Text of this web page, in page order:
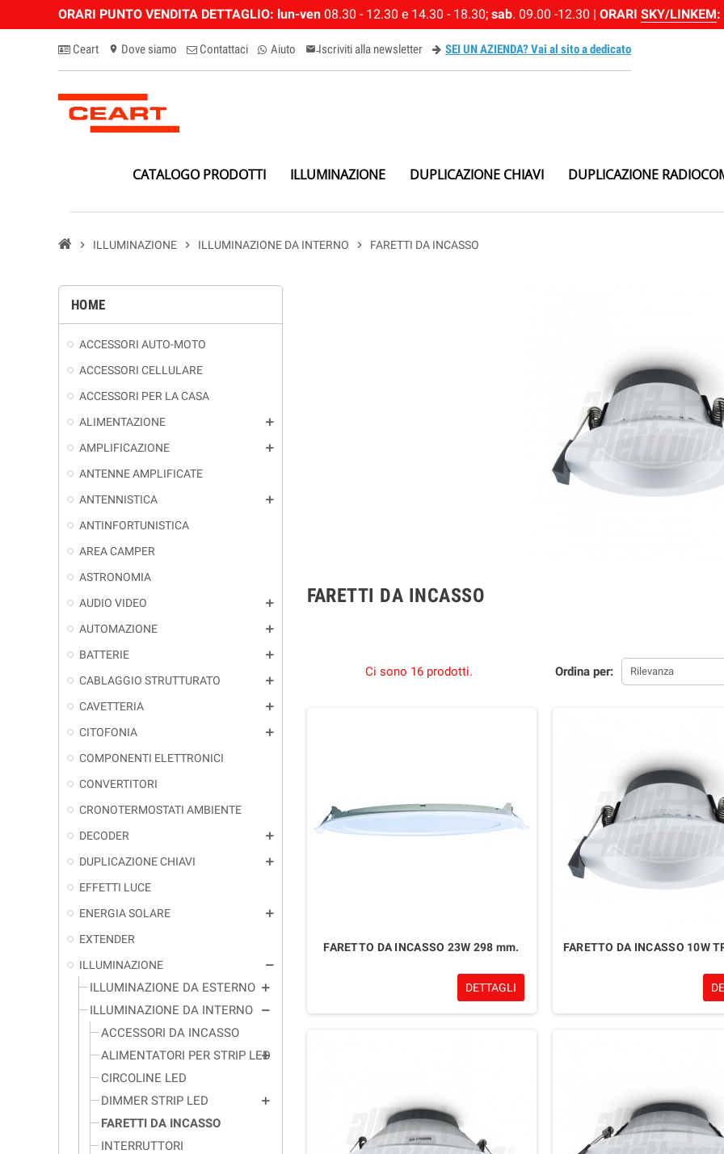
ORARI PUNTO VENDITA DETTAGLIO: lun-ven 08.30 - 12.30 e 14.30 - 18.30; sab. 09.00 -12.30 | ORARI SKY/LINKEM:
Ceart location_on Dove siamo Contattaci Aiuto email-newsletter
Iscriviti alla newsletter SEI UN AZIENDA? Vai al sito a dedicato
CATALOGO PRODOTTI ILLUMINAZIONE DUPLICAZIONE CHIAVI DUPLICAZIONE
chevron_right ILLUMINAZIONE chevron_right ILLUMINAZIONE DA INTERNO chevron_right FARETTI DA INCASSO
HOME
ACCESSORI AUTO-MOTO
ACCESSORI CELLULARE
ACCESSORI PER LA CASA
ALIMENTAZIONE
add
AMPLIFICAZIONE add
ANTENNE AMPLIFICATE
ANTENNISTICA
add
ANTINFORTUNISTICA
AREA CAMPER
ASTRONOMIA
AUDIO VIDEO
add
AUTOMAZIONE add
BATTERIE add
CABLAGGIO STRUTTURATO add
CAVETTERIA add
CITOFONIA add
COMPONENTI ELETTRONICI
CONVERTITORI
CRONOTERMOSTATI AMBIENTE
DECODER
add
DUPLICAZIONE CHIAVI add
EFFETTI LUCE
ENERGIA SOLARE
add
EXTENDER
ILLUMINAZIONE
remove
ILLUMINAZIONE DA ESTERNO add
ILLUMINAZIONE DA INTERNO remove
ACCESSORI DA INCASSO
ALIMENTATORI PER STRIP LED
add
CIRCOLINE LED
DIMMER STRIP LED
add
FARETTI DA INCASSO
INTERRUTTORI
FARETTI DA INCASSO
Ordina per: Rilevanza
Ci sono 16 prodotti.
FARETTO DA INCASSO 23W 298 mm.
DETTAGLI
FARETTO DA INCASSO 10W